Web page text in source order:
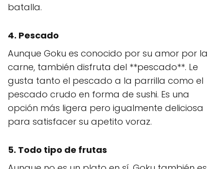
batalla.
4. Pescado
Aunque Goku es conocido por su amor por la
carne, también disfruta del **pescado**. Le
gusta tanto el pescado a la parrilla como el
pescado crudo en forma de sushi. Es una
opción más ligera pero igualmente deliciosa
para satisfacer su apetito voraz.
5. Todo tipo de frutas